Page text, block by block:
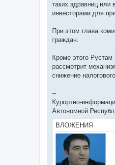
таких здравниц или
инвесторами для
При этом глава
граждан.
Кроме этого
рассмотрит
снижение
--
Курортно-
Автономной
ВЛОЖЕНИЯ